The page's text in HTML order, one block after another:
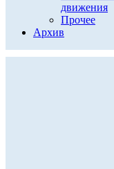
движения
Прочее
Архив